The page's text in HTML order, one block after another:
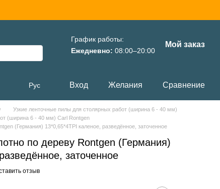
График работы:
Ежедневно: 08:00–20:00
Мой заказ
Рус Вход Желания Сравнение
Узкие ленточные пилы для столярных работ (ширина 6 - 40 мм)
(ширина 6 - 40 мм) Carl Rontgen
(Германия) 13*0,65*4TPI каленое, разведённое, заточенное
по дереву Rontgen (Германия)
заточенное
отзыв